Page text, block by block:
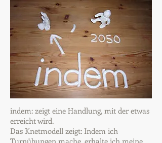
indem: zeigt eine Handlung, mit der etwas
erreicht wird.
Das Knetmodell zeigt: Indem ich
Turnübungen mache, erhalte ich meine